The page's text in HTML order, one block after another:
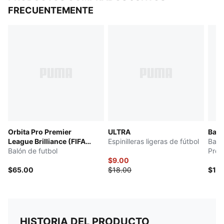
FRECUENTEMENTE
Orbita Pro Premier
League Brilliance (FIFA®
Quality Pro)
Balón de futbol
$65.00
ULTRA
Espinilleras ligeras de fútbol
$9.00
$18.00
Pro
HISTORIA DEL PRODUCTO